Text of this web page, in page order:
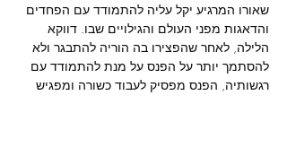
שאורו המרגיע יקל עליה להתמודד עם הפחדים
והדאגות מפני העולם והגילויים שבו. דווקא
הלילה, לאחר שהפצירו בה הוריה להתבגר ולא
להסתמך יותר על הפנס על מנת להתמודד עם
רגשותיה, הפנס מפסיק לעבוד כשורה ומפגיש